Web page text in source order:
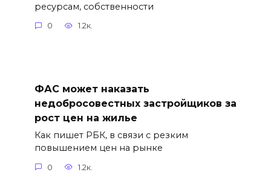
ресурсам, собственности
0 1.2к.
ФАС может наказать
недобросовестных застройщиков за
рост цен на жилье
Как пишет РБК, в связи с резким
повышением цен на рынке
0 1.2к.